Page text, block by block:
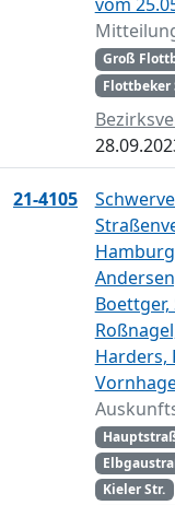
Groß
Flottbeker
21-4105
Boettger,
Harders,
Kieler Str.